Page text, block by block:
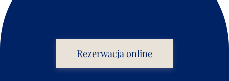
Rezerwacja online